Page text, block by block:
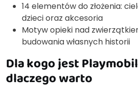
14 elementów do złożenia:
dzieci oraz akcesoria
Motyw opieki nad
budowania własnych historii
Dla kogo jest Playmobil
dlaczego warto